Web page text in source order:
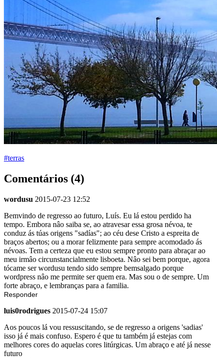
#terras
Comentários (4)
wordusu 2015-07-23 12:52
Bemvindo de regresso ao futuro, Luís. Eu lá estou perdido ha
tempo. Embora nâo saiba se, ao atravesar essa grosa névoa, te
conduz ás túas origens "sadías"; ao céu dese Cristo a espreita de
braços abertos; ou a morar felizmente para sempre acomodado ás
névoas. Tem a certeza que eu estou sempre pronto para abraçar ao
meu irmâo circunstancialmente lisboeta. Nâo sei bem porque, agora
tócame ser wordusu tendo sido sempre bemsalgado porque
wordpress nâo me permite ser quem era. Mas sou o de sempre. Um
forte abraço, e lembranças para a familia.
Responder
luis0rodrigues 2015-07-24 15:07
Aos poucos lá vou ressuscitando, se de regresso a origens 'sadias'
isso já é mais confuso. Espero é que tu também já estejas com
melhores cores do aquelas cores litúrgicas. Um abraço e até já nesse
futuro